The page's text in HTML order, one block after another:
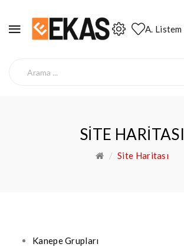
A. Listem
SITE HARITASI
Site Haritası
Kanepe Grupları